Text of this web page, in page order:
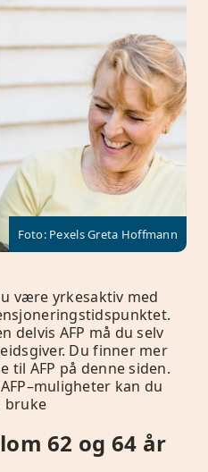
Foto: Pexels Greta Hoffmann
være yrkesaktiv med
delvis AFP må du selv
Du finner mer
til AFP på denne siden.
kan du
bruke
62 og 64 år